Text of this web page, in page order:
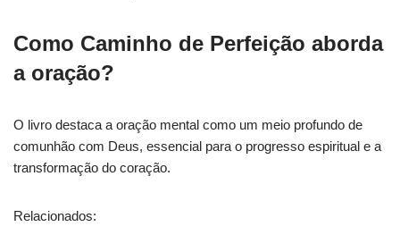
Como Caminho de Perfeição aborda
a oração?
O livro destaca a oração mental como um meio profundo de
comunhão com Deus, essencial para o progresso espiritual e a
transformação do coração.
Relacionados: